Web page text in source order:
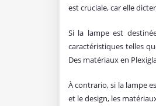
est cruciale, car elle
Si la lampe est
caractéristiques telles
Des matériaux en
À contrario, si la lampe
et le design, les